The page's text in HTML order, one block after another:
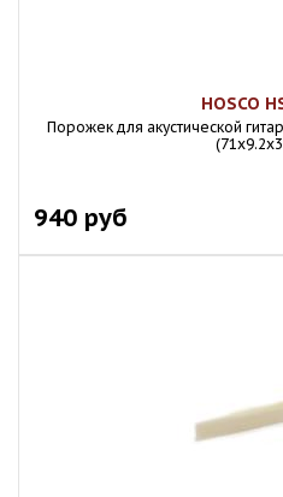
HOSCO
Порожек для акустической
940 руб